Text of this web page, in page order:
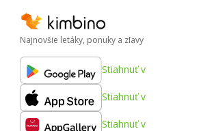
Najnovšie letáky, ponuky a zľavy
Stiahnuť v
Stiahnuť v
Stiahnuť v